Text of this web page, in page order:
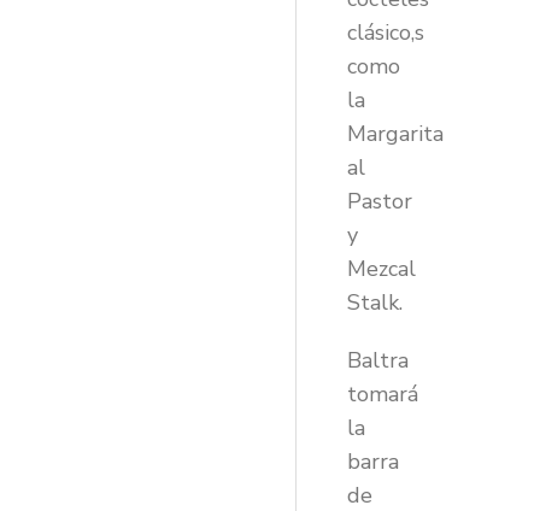
clásico,s
como
la
Margarita
al
Pastor
y
Mezcal
Stalk.
Baltra
tomará
la
barra
de